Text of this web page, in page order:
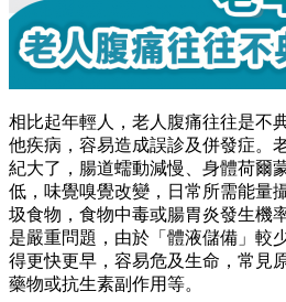
相比起年輕人，老人腹痛往往是不
他疾病，容易造成誤診及併發症。
紀大了，腸道蠕動減慢、身體荷爾
低，味覺嗅覺改變，日常所需能量
圾食物，食物中毒或腸胃炎發生機
是嚴重問題，由於「體液儲備」較
得更快更早，容易危及生命，常見
藥物或抗生素副作用等。